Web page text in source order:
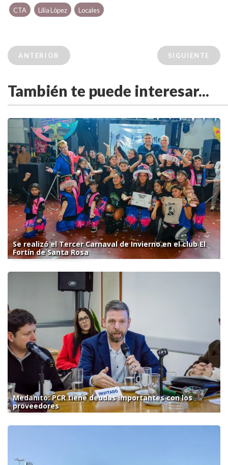
CTA Lilia López Locales
ANTERIOR SIGUIENTE
También te puede interesar...
Se realizó el Tercer Carnaval de Invierno en el club El
Fortín de Santa Rosa
Medanito: PCR tiene deudas importantes con los
proveedores